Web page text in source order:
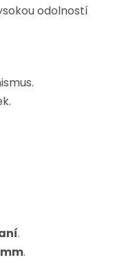
odolností
.
mm.